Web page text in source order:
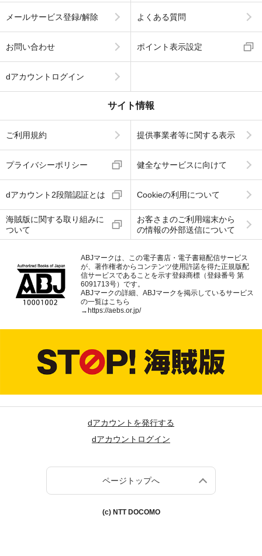
メールサービス登録/解除 よくある質問
お問い合わせ ポイント表示設定
dアカウントログイン
サイト情報
ご利用規約 提供事業者等に関する表示
プライバシーポリシー 健全なサービスに向けて
dアカウント2段階認証とは Cookieの利用について
海賊版に関する取り組みに
ついて
お客さまのご利用端末から
の情報の外部送信について
ABJマークは、この電子書店・電子書籍配信サービス
が、著作権者からコンテンツ使用許諾を得た正規版配
信サービスであることを示す登録商標（登録番号 第
6091713号）です。
ABJマークの詳細、ABJマークを掲示しているサービス
の一覧はこちら
→ https://aebs.or.jp/
dアカウントを発行する
dアカウントログイン
ページトップへ
(c) NTT DOCOMO